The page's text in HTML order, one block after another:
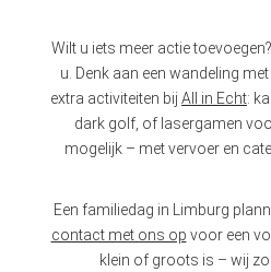
Wilt u iets meer actie
u. Denk aan een wandeling
extra activiteiten bij All in Echt:
dark golf, of lasergamen
mogelijk – met vervoer en
Een familiedag in Limburg
contact met ons op voor een
klein of groots is – wij